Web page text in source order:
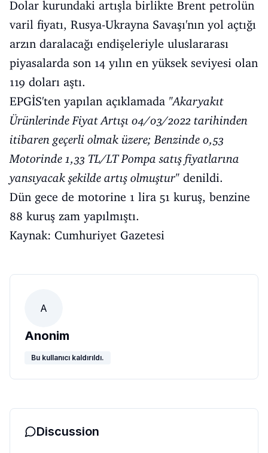
Dolar kurundaki artışla birlikte Brent petrolün
varil fiyatı, Rusya-Ukrayna Savaşı'nın yol açtığı
arzın daralacağı endişeleriyle uluslararası
piyasalarda son 14 yılın en yüksek seviyesi olan
119 doları aştı.
EPGİS'ten yapılan açıklamada "Akaryakıt
Ürünlerinde Fiyat Artışı 04/03/2022 tarihinden
itibaren geçerli olmak üzere; Benzinde 0,53
Motorinde 1,33 TL/LT Pompa satış fiyatlarına
yansıyacak şekilde artış olmuştur" denildi.
Dün gece de motorine 1 lira 51 kuruş, benzine
88 kuruş zam yapılmıştı.
Kaynak: Cumhuriyet Gazetesi
A
Anonim
Bu kullanıcı kaldırıldı.
Discussion